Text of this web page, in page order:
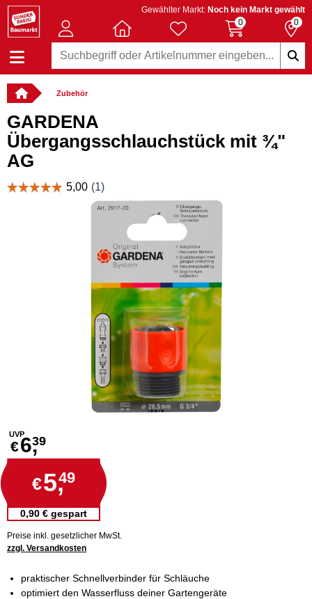
Gewählter Markt: Noch kein Markt gewählt
0
0
Zubehör
GARDENA
Übergangsschlauchstück mit ¾"
AG
UVP
€6,39
€5,49
0,90 € gespart
Preise inkl. gesetzlicher MwSt.
zzgl. Versandkosten
praktischer Schnellverbinder für Schläuche
optimiert den Wasserfluss deiner Gartengeräte